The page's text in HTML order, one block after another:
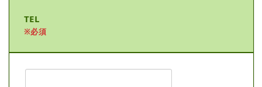
TEL
※必須